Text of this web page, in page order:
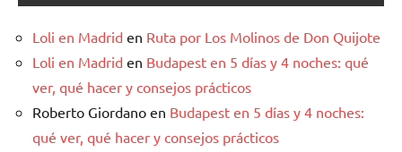
Loli en Madrid en Ruta por Los Molinos de Don Quijote
Loli en Madrid en Budapest en 5 días y 4 noches: qué
ver, qué hacer y consejos prácticos
Roberto Giordano en Budapest en 5 días y 4 noches:
qué ver, qué hacer y consejos prácticos